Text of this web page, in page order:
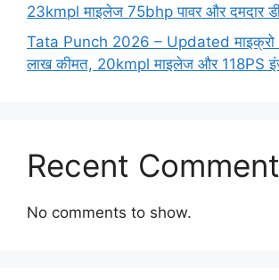
23kmpl माइलेज 75bhp पावर और दमदार
Tata Punch 2026 – Updated
लाख कीमत, 20kmpl माइलेज और 118PS
Recent
No comments to show.